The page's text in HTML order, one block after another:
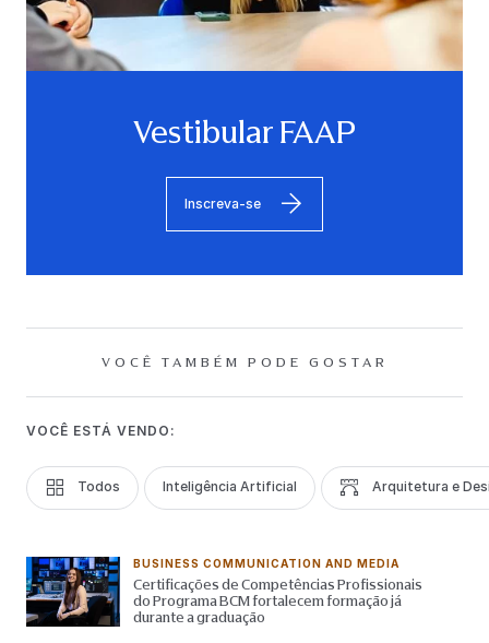
Vestibular FAAP
Inscreva-se
VOCÊ TAMBÉM PODE GOSTAR
VOCÊ ESTÁ VENDO:
Todos Inteligência Artificial Arquitetura e
BUSINESS COMMUNICATION AND MEDIA
Certificações de Competências Profissionais
do Programa BCM fortalecem formação já
durante a graduação